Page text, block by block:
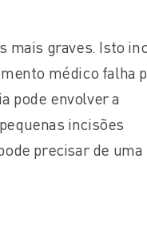
mais graves. Isto
médico falha
pode envolver a
incisões
precisar de uma